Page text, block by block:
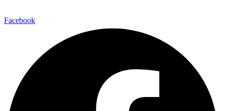
Facebook